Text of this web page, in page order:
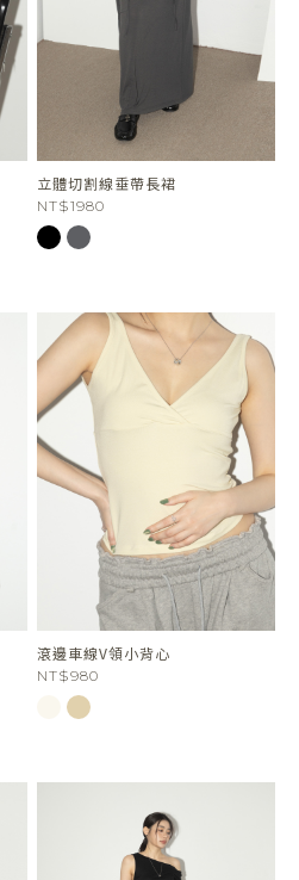
立體切割線垂帶長裙
NT$1980
滾邊車線V領小背心
NT$980